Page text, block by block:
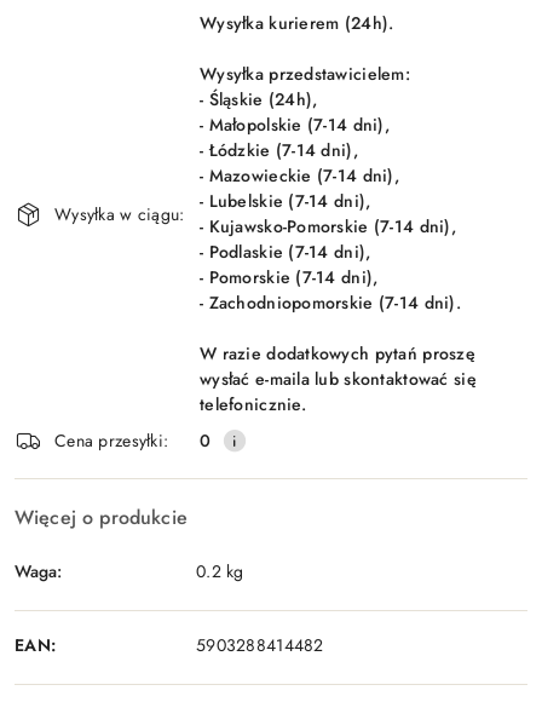
Wyślij
Wysyłka w ciągu:
Wysyłka kurierem (24h).
Wysyłka przedstawicielem:
- Śląskie (24h),
- Małopolskie (7-14 dni),
- Łódzkie (7-14 dni),
- Mazowieckie (7-14 dni),
- Lubelskie (7-14 dni),
- Kujawsko-Pomorskie (7-14 dni),
- Podlaskie (7-14 dni),
- Pomorskie (7-14 dni),
- Zachodniopomorskie (7-14 dni).
W razie dodatkowych pytań proszę
wysłać e-maila lub skontaktować się
telefonicznie.
Cena przesyłki:
0
Więcej o produkcie
Waga: 0.2 kg
EAN: 5903288414482